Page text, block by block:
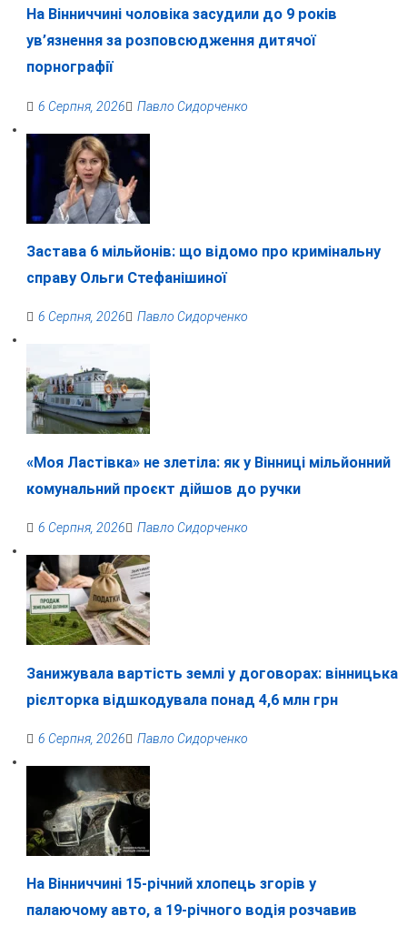
На Вінниччині чоловіка засудили до 9 років
ув’язнення за розповсюдження дитячої
порнографії
6 Серпня, 2026 Павло Сидорченко
Застава 6 мільйонів: що відомо про кримінальну
справу Ольги Стефанішиної
6 Серпня, 2026 Павло Сидорченко
«Моя Ластівка» не злетіла: як у Вінниці мільйонний
комунальний проєкт дійшов до ручки
6 Серпня, 2026 Павло Сидорченко
Занижувала вартість землі у договорах: вінницька
рієлторка відшкодувала понад 4,6 млн грн
6 Серпня, 2026 Павло Сидорченко
На Вінниччині 15-річний хлопець згорів у
палаючому авто, а 19-річного водія розчавив